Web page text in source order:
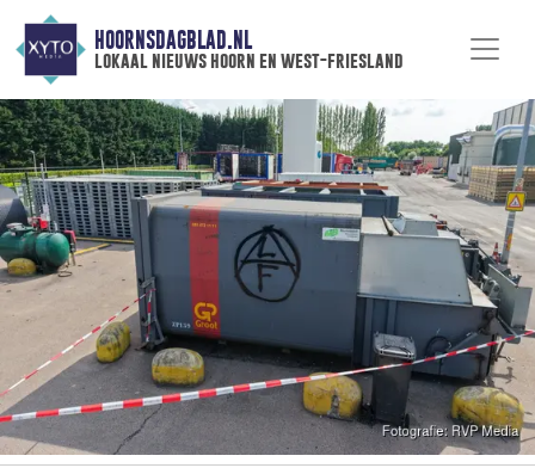
HOORNSDAGBLAD.NL
lokaal nieuws hoorn en west-friesland